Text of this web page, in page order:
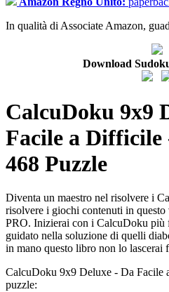
In qualità di Associate Amazon,
Download
CalcuDoku 9x9
Facile a Difficile
468 Puzzle
Diventa un maestro nel risolvere i
risolvere i giochi contenuti in
PRO. Inizierai con i CalcuDoku più
guidato nella soluzione di quelli
in mano questo libro non lo lascerai
CalcuDoku 9x9 Deluxe - Da Facile
puzzle: